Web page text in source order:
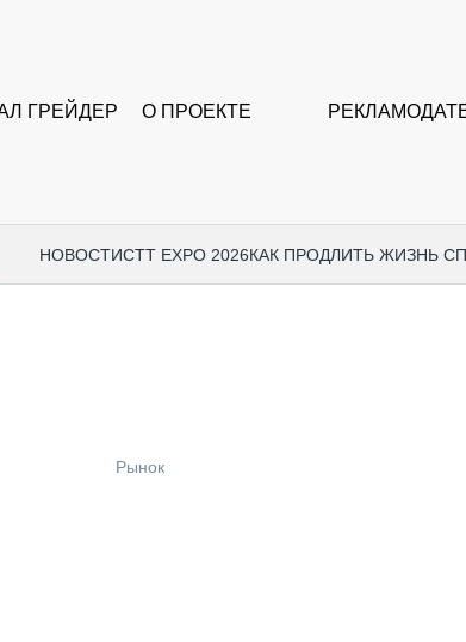
ГРЕЙДЕР О ПРОЕКТЕ
НОВОСТИCTT EXPO 2026КАК ПРОДЛИТЬ ЖИЗНЬ
Рынок